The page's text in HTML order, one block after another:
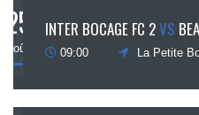
25
août
INTER BOCAGE FC 2VS
09:00 La Petite